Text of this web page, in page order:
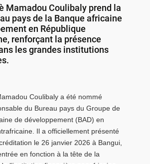
Mamadou Coulibaly prend la
pays de la Banque africaine
en République
renforçant la présence
les grandes institutions
Coulibaly a été nommé
du Bureau pays du Groupe de
de développement (BAD) en
Il a officiellement présenté
le 26 janvier 2026 à Bangui,
en fonction à la tête de la